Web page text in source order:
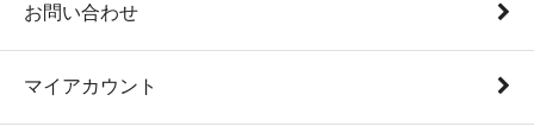
お問い合わせ
マイアカウント